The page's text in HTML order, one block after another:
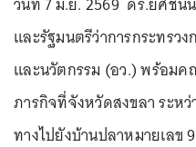
และรัฐมนตรีว่าการกระทรว
และนวัตกรรม (อว.) พร้อม
ภารกิจที่จังหวัดสงขลา ระห
ทางไปยังบ้านปลาหมายเลข